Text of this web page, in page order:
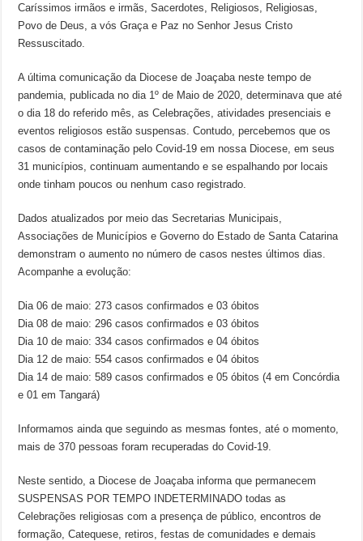
Caríssimos irmãos e irmãs, Sacerdotes, Religiosos, Religiosas,
Povo de Deus, a vós Graça e Paz no Senhor Jesus Cristo
Ressuscitado.
A última comunicação da Diocese de Joaçaba neste tempo de
pandemia, publicada no dia 1º de Maio de 2020, determinava que até
o dia 18 do referido mês, as Celebrações, atividades presenciais e
eventos religiosos estão suspensas. Contudo, percebemos que os
casos de contaminação pelo Covid-19 em nossa Diocese, em seus
31 municípios, continuam aumentando e se espalhando por locais
onde tinham poucos ou nenhum caso registrado.
Dados atualizados por meio das Secretarias Municipais,
Associações de Municípios e Governo do Estado de Santa Catarina
demonstram o aumento no número de casos nestes últimos dias.
Acompanhe a evolução:
Dia 06 de maio: 273 casos confirmados e 03 óbitos
Dia 08 de maio: 296 casos confirmados e 03 óbitos
Dia 10 de maio: 334 casos confirmados e 04 óbitos
Dia 12 de maio: 554 casos confirmados e 04 óbitos
Dia 14 de maio: 589 casos confirmados e 05 óbitos (4 em Concórdia
e 01 em Tangará)
Informamos ainda que seguindo as mesmas fontes, até o momento,
mais de 370 pessoas foram recuperadas do Covid-19.
Neste sentido, a Diocese de Joaçaba informa que permanecem
SUSPENSAS POR TEMPO INDETERMINADO todas as
Celebrações religiosas com a presença de público, encontros de
formação, Catequese, retiros, festas de comunidades e demais